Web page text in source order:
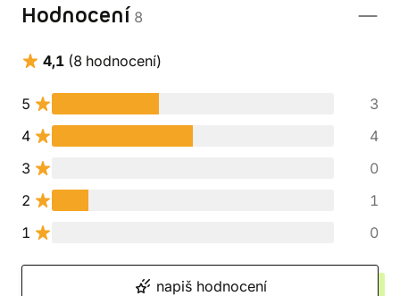
Hodnocení 8
4,1 (8 hodnocení)
5
3
4
4
3
0
2
1
1
0
napiš hodnocení